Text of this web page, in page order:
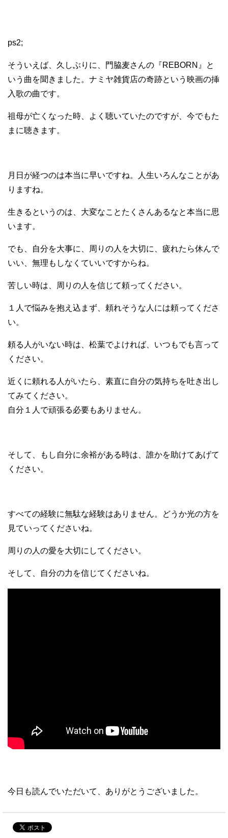
ps2;
そういえば、久しぶりに、門脇麦さんの『REBORN』と
いう曲を聞きました。ナミヤ雑貨店の奇跡という映画の挿
入歌の曲です。
祖母が亡くなった時、よく聴いていたのですが、今でもた
まに聴きます。
月日が経つのは本当に早いですね。人生いろんなことがあ
りますね。
生きるというのは、大変なことたくさんあるなと本当に思
います。
でも、自分を大事に、周りの人を大切に、疲れたら休んで
いい、無理もしなくていいですからね。
苦しい時は、周りの人を信じて頼ってください。
１人で悩みを抱え込まず、頼れそうな人には頼ってくださ
い。
頼る人がいない時は、松葉でよければ、いつもでも言って
ください。
近くに頼れる人がいたら、素直に自分の気持ちを吐き出し
てみてください。
自分１人で頑張る必要もありません。
そして、もし自分に余裕がある時は、誰かを助けてあげて
ください。
すべての経験に無駄な経験はありません。どうか光の方を
見ていってくださいね。
周りの人の愛を大切にしてください。
そして、自分の力を信じてくださいね。
今日も読んでいただいて、ありがとうございました。